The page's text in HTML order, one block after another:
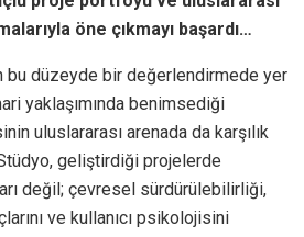
öne çıkmayı başardı…
bu düzeyde bir değerlendirmede yer
yaklaşımında benimsediği
uluslararası arenada da karşılık
geliştirdiği projelerde
değil; çevresel sürdürülebilirliği,
ve kullanıcı psikolojisini